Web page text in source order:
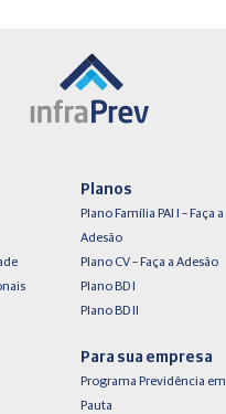
Planos
Plano Família PAI I – Faça a
Adesão
Plano CV – Faça a Adesão
Plano BD I
Plano BD II
Para sua empresa
Programa Previdência em
Pauta